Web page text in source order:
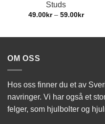
Studs
49.00kr – 59.00kr
OM OSS
Hos oss finner du et av
navringer. Vi har også et
felger, som hjulbolter og